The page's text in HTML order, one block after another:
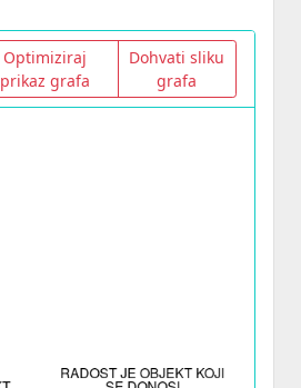
Optimiziraj
prikaz grafa
Dohvati sliku
grafa